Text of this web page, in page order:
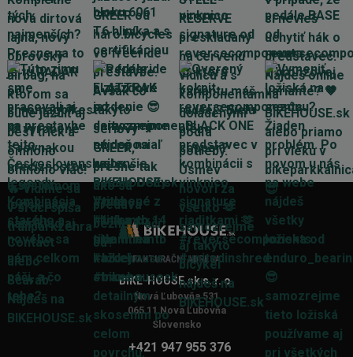
FAKTURAČNÍ ADRESA
BIKE-HOUSE.sk s. r. o.
Nová Ľubovňa 531
065 11 Nová Ľubovňa
Slovensko
+421 947 955 376